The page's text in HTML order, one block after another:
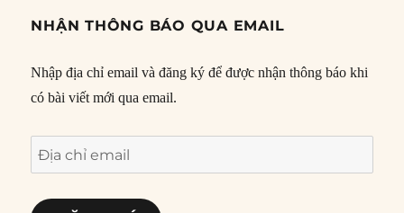
NHẬN THÔNG BÁO QUA EMAIL
Nhập địa chỉ email và đăng ký để được nhận thông báo khi
có bài viết mới qua email.
Địa
chỉ
email